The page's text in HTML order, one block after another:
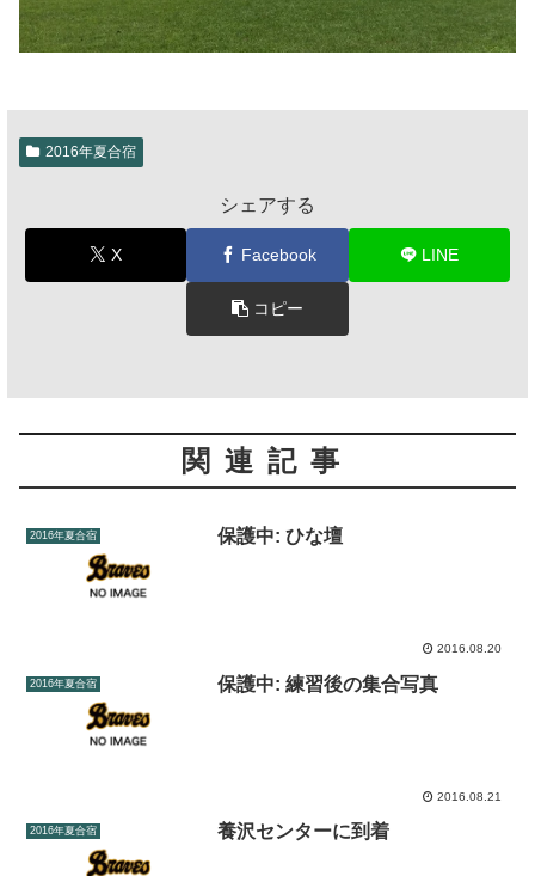
2016年夏合宿
シェアする
X Facebook LINE
コピー
関連記事
2016年夏合宿 保護中: ひな壇
2016.08.20
2016年夏合宿 保護中: 練習後の集合写真
2016.08.21
2016年夏合宿 養沢センターに到着